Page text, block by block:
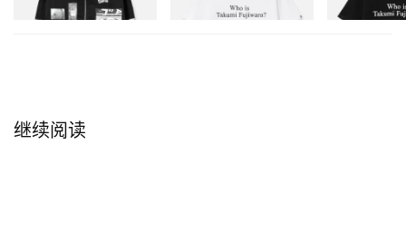
立刻购入
立刻购入
继续阅读